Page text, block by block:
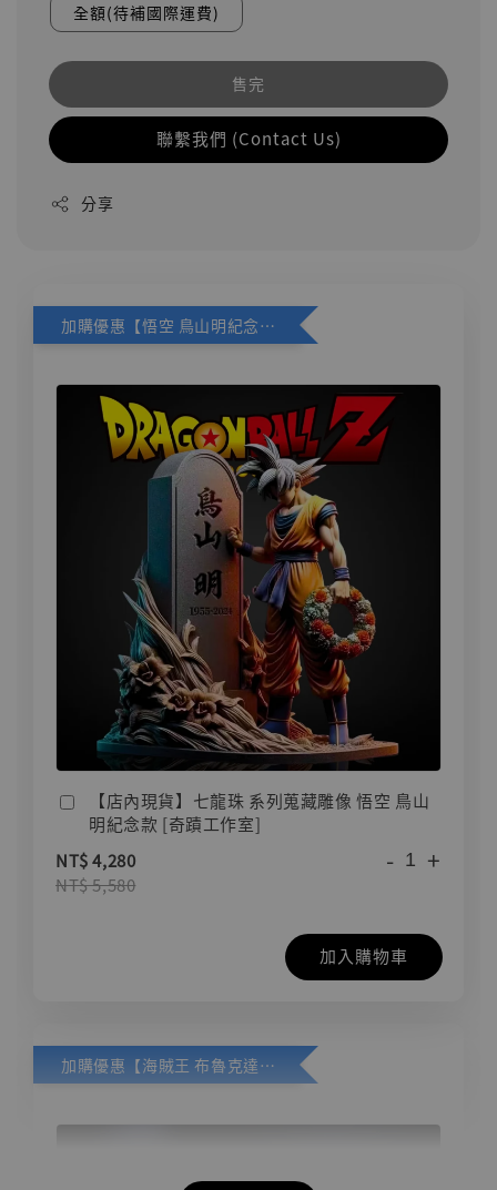
全額(待補國際運費)
售完
聯繫我們 (Contact Us)
分享
加購優惠【悟空 鳥山明紀念款 [奇蹟工作室]】
【店內現貨】七龍珠 系列蒐藏雕像 悟空 鳥山
明紀念款 [奇蹟工作室]
NT$ 4,280
NT$ 5,580
- +
加入購物車
加購優惠【海賊王 布魯克達摩 [7STARS Studio]】